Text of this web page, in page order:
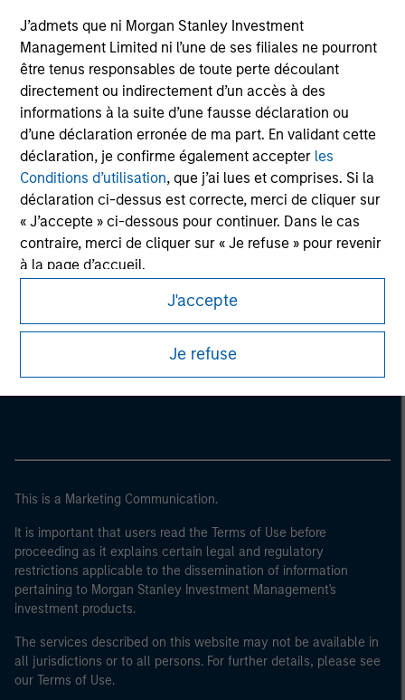
J’admets que ni Morgan Stanley Investment
Management Limited ni l’une de ses filiales ne pourront
être tenus responsables de toute perte découlant
directement ou indirectement d’un accès à des
informations à la suite d’une fausse déclaration ou
d’une déclaration erronée de ma part. En validant cette
déclaration, je confirme également accepter les
Conditions d’utilisation, que j’ai lues et comprises. Si la
déclaration ci-dessus est correcte, merci de cliquer sur
« J’accepte » ci-dessous pour continuer. Dans le cas
contraire, merci de cliquer sur « Je refuse » pour revenir
à la page d’accueil.
J'accepte
Je refuse
Please refer to the strategy detail page for important
information on the strategy, including additional risk
considerations.
Morgan Stanley Careers
This is a Marketing Communication.
It is important that users read the Terms of Use before
proceeding as it explains certain legal and regulatory
restrictions applicable to the dissemination of information
pertaining to Morgan Stanley Investment Management's
investment products.
The services described on this website may not be available in
all jurisdictions or to all persons. For further details, please see
our Terms of Use.